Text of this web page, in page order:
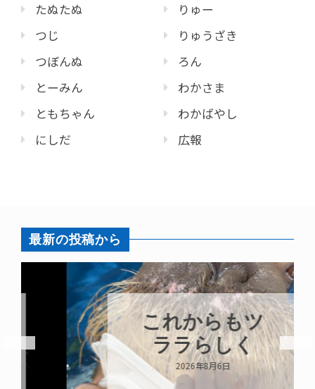
たぬたぬ
つじ
つぼんぬ
とーみん
ともちゃん
にしだ
りゅー
りゅうざき
ろん
わかさま
わかばやし
広報
最新の投稿から
これからもツ
ララらしく
2026年8月6日